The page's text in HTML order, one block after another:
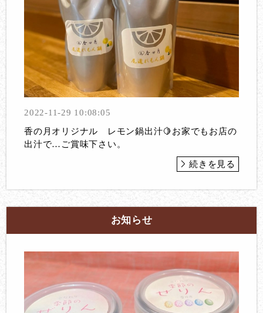
2022-11-29 10:08:05
香の月オリジナル レモン鍋出汁🍋お家でもお店の
出汁で…ご賞味下さい。
続きを見る
お知らせ